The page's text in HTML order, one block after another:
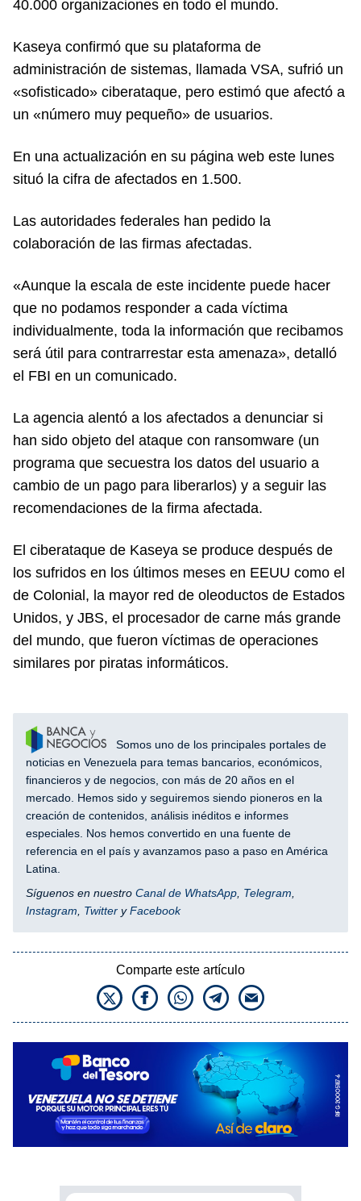
40.000 organizaciones en todo el mundo.
Kaseya confirmó que su plataforma de
administración de sistemas, llamada VSA, sufrió un
«sofisticado» ciberataque, pero estimó que afectó a
un «número muy pequeño» de usuarios.
En una actualización en su página web este lunes
situó la cifra de afectados en 1.500.
Las autoridades federales han pedido la
colaboración de las firmas afectadas.
«Aunque la escala de este incidente puede hacer
que no podamos responder a cada víctima
individualmente, toda la información que recibamos
será útil para contrarrestar esta amenaza», detalló
el FBI en un comunicado.
La agencia alentó a los afectados a denunciar si
han sido objeto del ataque con ransomware (un
programa que secuestra los datos del usuario a
cambio de un pago para liberarlos) y a seguir las
recomendaciones de la firma afectada.
El ciberataque de Kaseya se produce después de
los sufridos en los últimos meses en EEUU como el
de Colonial, la mayor red de oleoductos de Estados
Unidos, y JBS, el procesador de carne más grande
del mundo, que fueron víctimas de operaciones
similares por piratas informáticos.
Somos uno de los principales portales de
noticias en Venezuela para temas bancarios, económicos,
financieros y de negocios, con más de 20 años en el
mercado. Hemos sido y seguiremos siendo pioneros en la
creación de contenidos, análisis inéditos e informes
especiales. Nos hemos convertido en una fuente de
referencia en el país y avanzamos paso a paso en América
Latina.
Síguenos en nuestro Canal de WhatsApp Telegram
Instagram
Twitter yFacebook
Comparte este artículo